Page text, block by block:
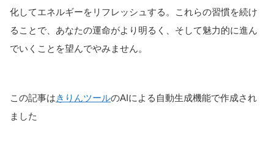
化してエネルギーをリフレッシュする。これらの習慣を続け
ることで、あなたの運命がより明るく、そして魅力的に進ん
でいくことを望んでやみません。
この記事はきりんツールのAIによる自動生成機能で作成され
ました